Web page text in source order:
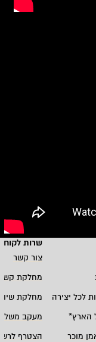
שרות
צור קשר
מחלקת
לכל יצירה
מחלקת
הארץ*
מעקב
מוכר
הצטרף